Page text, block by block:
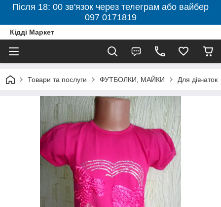
Після 18: 00 зв'язок через телеграм або вайбер
097 0171819
Кідді Маркет
Товари та послуги ФУТБОЛКИ, МАЙКИ Для дівчаток